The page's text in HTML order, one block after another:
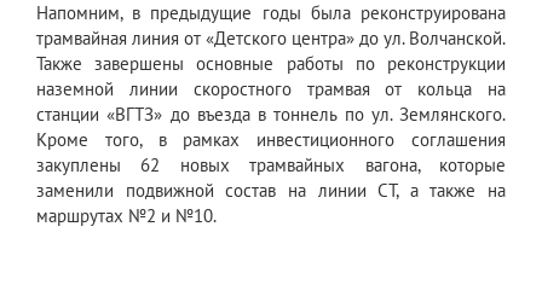
Напомним, в предыдущие годы была реконструирована
трамвайная линия от «Детского центра» до ул. Волчанской.
Также завершены основные работы по реконструкции
наземной линии скоростного трамвая от кольца на
станции «ВГТЗ» до въезда в тоннель по ул. Землянского.
Кроме того, в рамках инвестиционного соглашения
закуплены 62 новых трамвайных вагона, которые
заменили подвижной состав на линии СТ, а также на
маршрутах №2 и №10.